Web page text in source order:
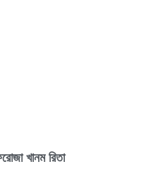
খানম রিতা